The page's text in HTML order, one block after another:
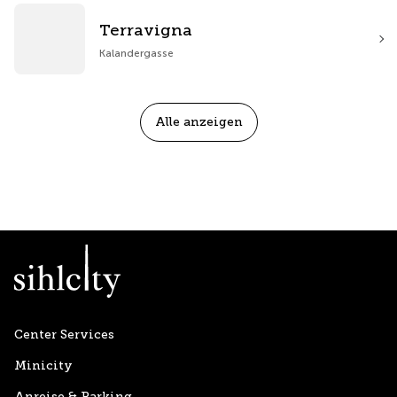
Terravigna
Kalandergasse
Alle anzeigen
Center Services
Minicity